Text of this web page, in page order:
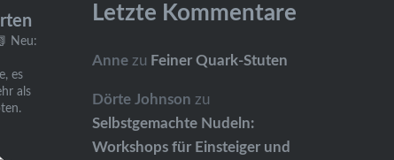
Neu:
es
als
Letzte Kommentare
Anne zu Feiner Quark-Stuten
Dörte Johnson zu
Selbstgemachte Nudeln:
Workshops für Einsteiger und